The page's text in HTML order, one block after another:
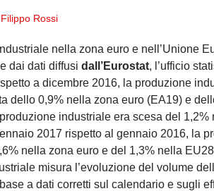
Filippo Rossi
nella zona euro e nell’Unione
dai dati diffusi dall’Eurostat, l’ufficio
a dicembre 2016, la produzione
dello 0,9% nella zona euro (EA19) e
industriale era scesa del 1,2%
2017 rispetto al gennaio 2016, la
nella zona euro e del 1,3% nella
misura l’evoluzione del volume
a dati corretti sul calendario e sugli